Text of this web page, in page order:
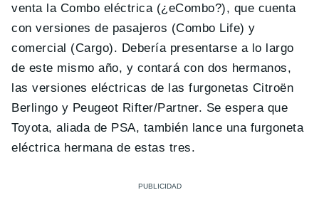
venta la Combo eléctrica (¿eCombo?), que cuenta
con versiones de pasajeros (Combo Life) y
comercial (Cargo). Debería presentarse a lo largo
de este mismo año, y contará con dos hermanos,
las versiones eléctricas de las furgonetas Citroën
Berlingo y Peugeot Rifter/Partner. Se espera que
Toyota, aliada de PSA, también lance una furgoneta
eléctrica hermana de estas tres.